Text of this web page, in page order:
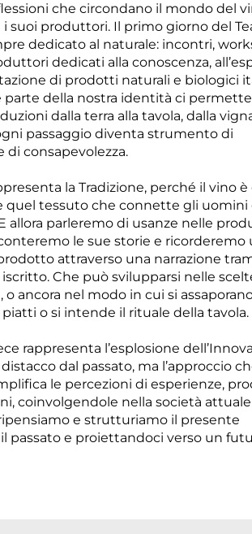
che circondano il mondo del
i suoi produttori. Il primo giorno del
dedicato al naturale: incontri,
dedicati alla conoscenza,
di prodotti naturali e biologici
parte della nostra identità ci
dalla terra alla tavola, dalla
passaggio diventa strumento di
di consapevolezza.
la Tradizione, perché il vino
quel tessuto che connette gli uomini
allora parleremo di usanze nelle
le sue storie e ricorderemo
attraverso una narrazione
iscritto. Che può svilupparsi nelle
o ancora nel modo in cui si
o si intende il rituale della tavola.
rappresenta l’esplosione
dal passato, ma l’approccio
le percezioni di esperienze,
coinvolgendole nella società
e strutturiamo il presente
passato e proiettandoci verso un